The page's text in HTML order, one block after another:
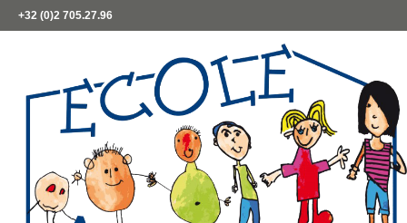
+32 (0)2 705.27.96